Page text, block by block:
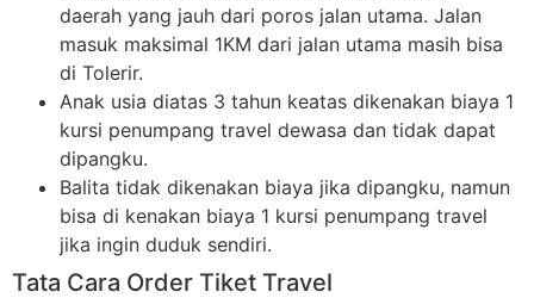
daerah yang jauh dari poros jalan utama. Jalan
masuk maksimal 1KM dari jalan utama masih bisa
di Tolerir.
Anak usia diatas 3 tahun keatas dikenakan biaya 1
kursi penumpang travel dewasa dan tidak dapat
dipangku.
Balita tidak dikenakan biaya jika dipangku, namun
bisa di kenakan biaya 1 kursi penumpang travel
jika ingin duduk sendiri.
Tata Cara Order Tiket Travel